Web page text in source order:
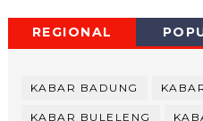
REGIONAL
KABAR BADUNG
KABAR BULELENG